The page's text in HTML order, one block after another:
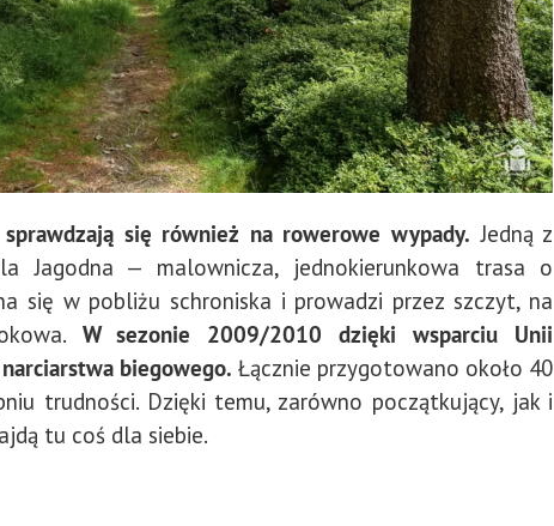
się również na rowerowe wypady. Jedną z
Jagodna — malownicza, jednokierunkowa trasa o
się w pobliżu schroniska i prowadzi przez szczyt, na
W sezonie 2009/2010 dzięki wsparciu Unii
biegowego. Łącznie przygotowano około 40
trudności. Dzięki temu, zarówno początkujący, jak i
tu coś dla siebie.